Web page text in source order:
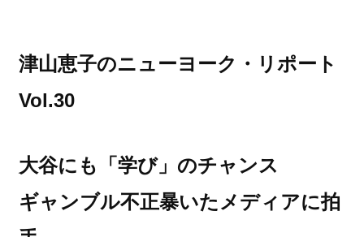
津山恵子のニューヨーク・リポート
Vol.30
大谷にも「学び」のチャンス
ギャンブル不正暴いたメディアに拍